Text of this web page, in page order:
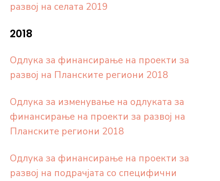
развој на селата 2019
2018
Oдлука за финансирање на проекти за
развој на Планските региони 2018
Одлука за изменување на одлуката за
финансирање на проекти за развој на
Планските региони 2018
Одлука за финансирање на проекти за
развој на подрачјата со специфични